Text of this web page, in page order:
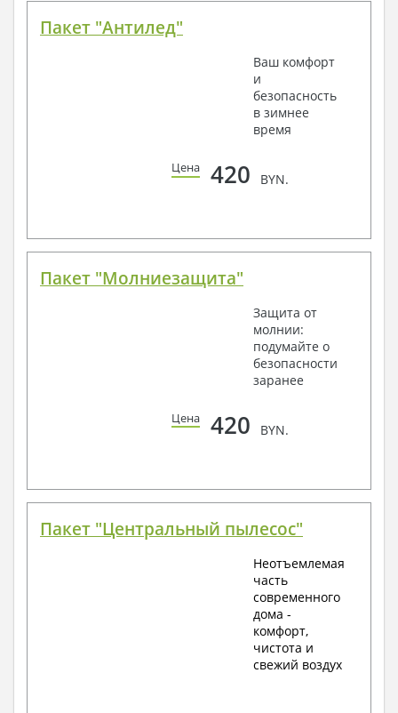
Пакет "Антилед"
Ваш комфорт
и
безопасность
в зимнее
время
Цена 420 BYN.
Пакет "Молниезащита"
Защита от
молнии:
подумайте о
безопасности
заранее
Цена 420 BYN.
Пакет "Центральный пылесос"
Неотъемлемая
часть
современного
дома -
комфорт,
чистота и
свежий воздух